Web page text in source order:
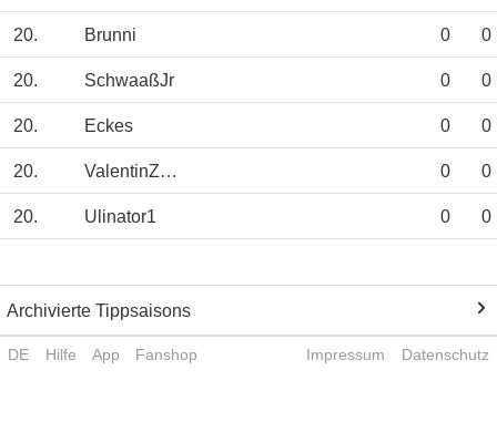
20. Brunni 0 0
20. SchwaaßJr 0 0
20. Eckes 0 0
20. ValentinZogel 0 0
20. Ulinator1 0 0
Archivierte Tippsaisons
DE Hilfe App Fanshop Impressum Datenschutz